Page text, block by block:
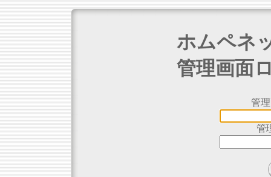
ホムペネ
管理画面
管
管